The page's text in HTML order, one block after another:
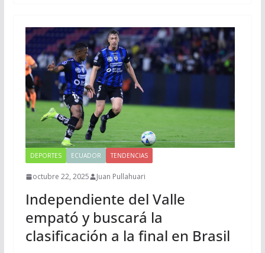
DEPORTES ECUADOR TENDENCIAS
octubre 22, 2025 Juan Pullahuari
Independiente del Valle
empató y buscará la
clasificación a la final en Brasil